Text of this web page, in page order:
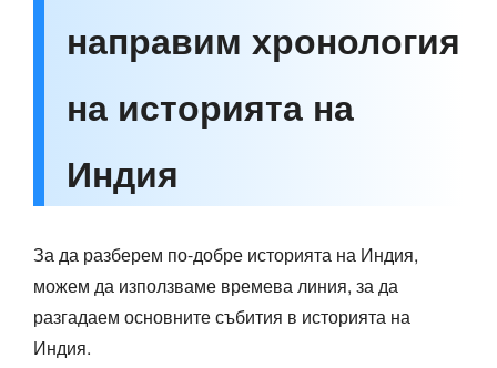
направим хронология
на историята на
Индия
За да разберем по-добре историята на Индия,
можем да използваме времева линия, за да
разгадаем основните събития в историята на
Индия.